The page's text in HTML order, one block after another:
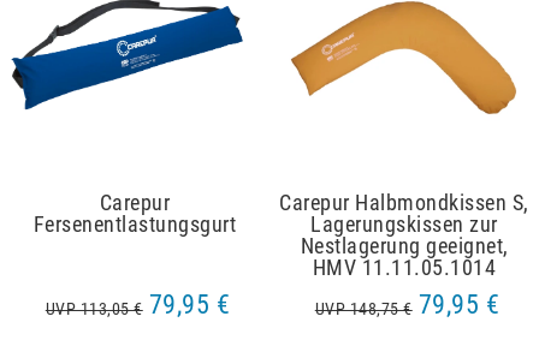
Carepur
Fersenentlastungsgurt
UVP 113,05 € 79,95 €
Carepur Halbmondkissen S,
Lagerungskissen zur
Nestlagerung geeignet,
HMV 11.11.05.1014
UVP 148,75 € 79,95 €